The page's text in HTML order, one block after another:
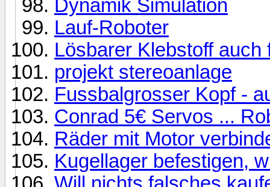
Dynamik Simulation
Lauf-Roboter
Lösbarer Klebstoff auch
projekt stereoanlage
Fussbalgrosser Kopf -
Conrad 5€ Servos ...
Räder mit Motor
Kugellager befestigen,